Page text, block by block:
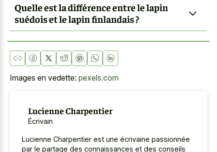
Quelle est la différence entre le lapin
suédois et le lapin finlandais ?
Images en vedette: pexels.com
Lucienne Charpentier
Écrivain
Lucienne Charpentier est une écrivaine passionnée
par le partage des connaissances et des conseils